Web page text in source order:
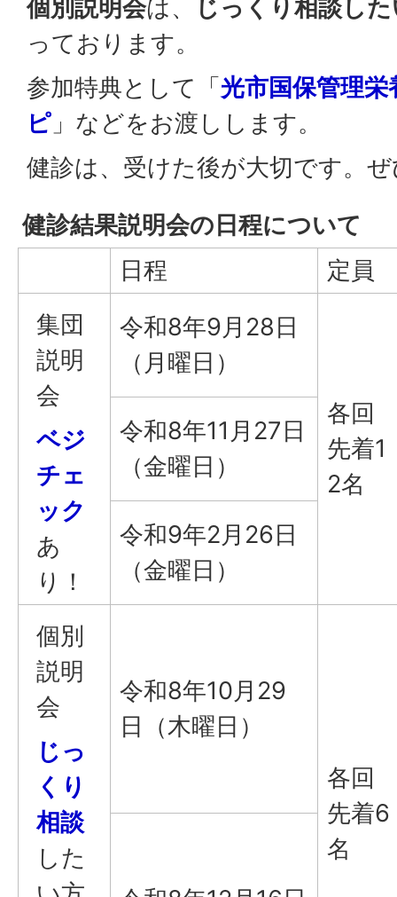
個別説明会は、
じっくり相談し
っております。
参加特典として「光市国保管理
ピ 」などをお渡しします。
健診は、受けた後が大切です。
健診結果説明会の日程について
日程
定員
集団
説明
会
ベジ
チェ
ック
あ
り！
令和8年9月28日
（月曜日）
各回
先着1
2名
令和8年11月27日
（金曜日）
令和9年2月26日
（金曜日）
個別
説明
会
じっ
くり
相談
した
令和8年10月29
日（木曜日）
各回
先着6
名